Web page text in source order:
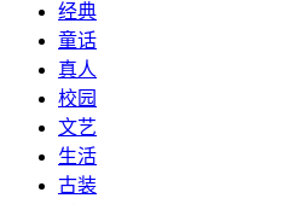
经典
童话
真人
校园
文艺
生活
古装